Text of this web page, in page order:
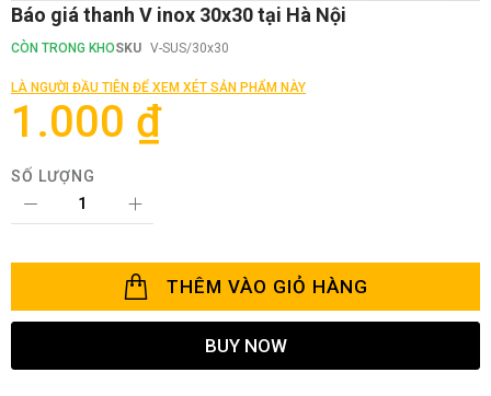
Chuyển
đến
phần
của
thư
hình
Báo giá thanh V inox 30x30 tại Hà Nội
CÒN TRONG KHOSKU V-SUS/30x30
LÀ NGƯỜI ĐẦU TIÊN ĐỂ XEM XÉT SẢN PHẨM NÀY
1.000 ₫
SỐ LƯỢNG
THÊM VÀO GIỎ HÀNG
BUY NOW